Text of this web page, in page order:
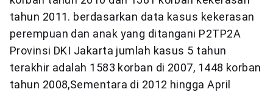
tahun 2011. berdasarkan data kasus kekerasan
perempuan dan anak yang ditangani P2TP2A
Provinsi DKI Jakarta jumlah kasus 5 tahun
terakhir adalah 1583 korban di 2007, 1448 korban
tahun 2008,Sementara di 2012 hingga April